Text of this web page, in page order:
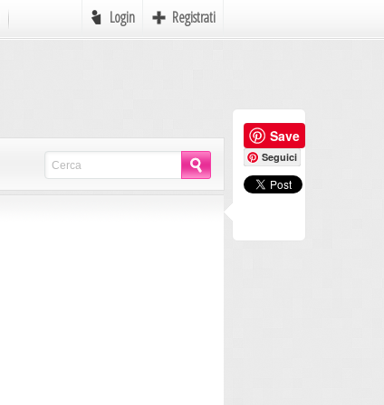
Save
Seguici
Login Registrati
Favole
Mondo Pirati Icone